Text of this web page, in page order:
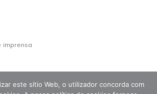
imprensa
este sítio Web, o utilizador concorda com